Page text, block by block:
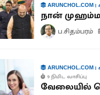
ARUNCHOL.COM|
நான்
ப.சிதம்பரம்
ARUNCHOL.COM|
9 நிமிட வாசிப்பு
வேலையில்